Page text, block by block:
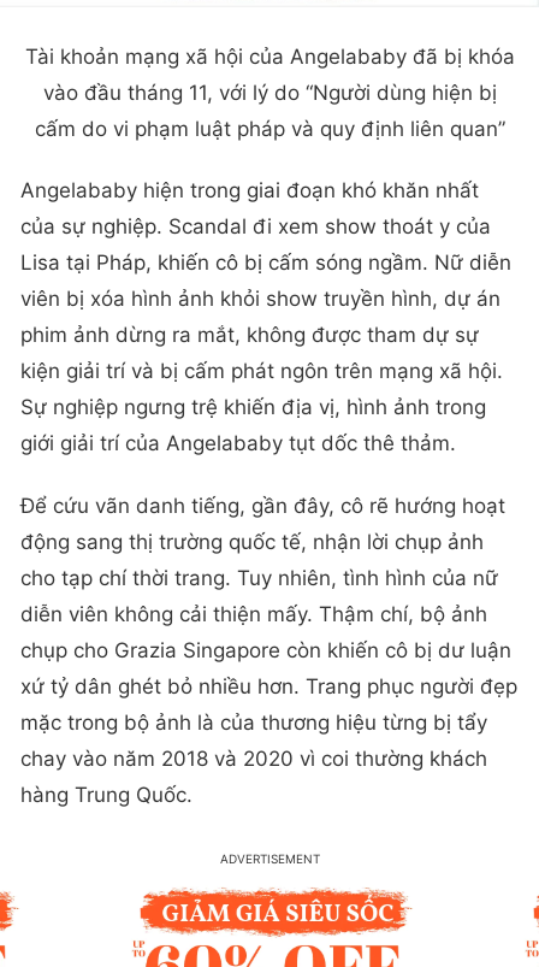
Tài khoản mạng xã hội của Angelababy đã bị khóa
vào đầu tháng 11, với lý do “Người dùng hiện bị
cấm do vi phạm luật pháp và quy định liên quan”
Angelababy hiện trong giai đoạn khó khăn nhất
của sự nghiệp. Scandal đi xem show thoát y của
Lisa tại Pháp, khiến cô bị cấm sóng ngầm. Nữ diễn
viên bị xóa hình ảnh khỏi show truyền hình, dự án
phim ảnh dừng ra mắt, không được tham dự sự
kiện giải trí và bị cấm phát ngôn trên mạng xã hội.
Sự nghiệp ngưng trệ khiến địa vị, hình ảnh trong
giới giải trí của Angelababy tụt dốc thê thảm.
Để cứu vãn danh tiếng, gần đây, cô rẽ hướng hoạt
động sang thị trường quốc tế, nhận lời chụp ảnh
cho tạp chí thời trang. Tuy nhiên, tình hình của nữ
diễn viên không cải thiện mấy. Thậm chí, bộ ảnh
chụp cho Grazia Singapore còn khiến cô bị dư luận
xứ tỷ dân ghét bỏ nhiều hơn. Trang phục người đẹp
mặc trong bộ ảnh là của thương hiệu từng bị tẩy
chay vào năm 2018 và 2020 vì coi thường khách
hàng Trung Quốc.